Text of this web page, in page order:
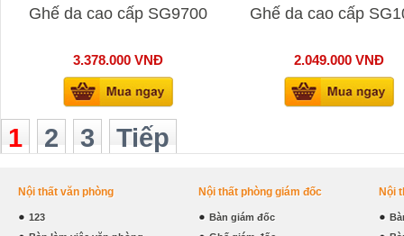
Ghế da cao cấp SG9700
3.378.000 VNĐ
Ghế da cao cấp
2.049.000 VNĐ
1 2 3 Tiếp
Nội thất văn phòng
123
Nội thất phòng giám đốc
Bàn giám đốc
Nội